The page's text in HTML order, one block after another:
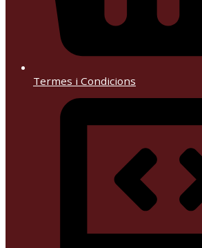
Termes i Condicions